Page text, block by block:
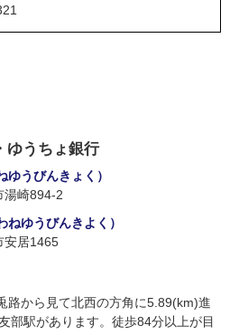
ゆうちょ銀行
うびんきょく）
崎894-2
ゆうびんきよく）
居1465
路から見て北西の方角に5.89(km)進
部駅があります。徒歩84分以上が目